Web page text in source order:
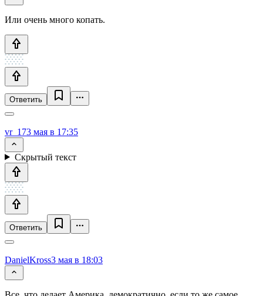
Или очень много копать.
Ответить
vr_173 мая в 17:35
Скрытый текст
Ответить
DanielKross3 мая в 18:03